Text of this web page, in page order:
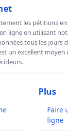
les pétitions en
ligne en utilisant
tous les jours
un excellent moyen
Plus
Faire
ligne